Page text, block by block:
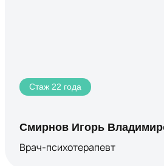
Стаж 22 года
Смирнов Игорь
Врач-психотерапевт